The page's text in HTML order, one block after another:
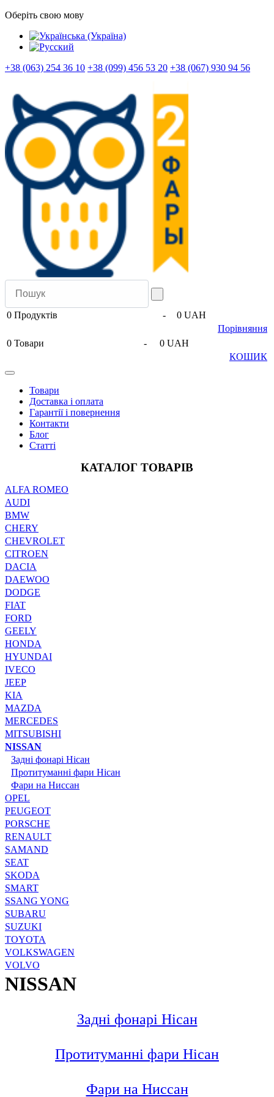
Оберіть свою мову
+38 (063) 254 36 10 +38 (099) 456 53 20 +38 (067) 930 94 56
0 Продуктів -
0 UAH
Порівняння
0 Товари -
0 UAH
КОШИК
Товари
Доставка і оплата
Гарантії і повернення
Контакти
Блог
Статті
КАТАЛОГ ТОВАРІВ
ALFA ROMEO
AUDI
BMW
CHERY
CHEVROLET
CITROEN
DACIA
DAEWOO
DODGE
FIAT
FORD
GEELY
HONDA
HYUNDAI
IVECO
JEEP
KIA
MAZDA
MERCEDES
MITSUBISHI
NISSAN
Задні фонарі Нісан
Протитуманні фари Нісан
Фари на Ниссан
OPEL
PEUGEOT
PORSCHE
RENAULT
SAMAND
SEAT
SKODA
SMART
SSANG YONG
SUBARU
SUZUKI
TOYOTA
VOLKSWAGEN
VOLVO
NISSAN
Задні фонарі Нісан
Протитуманні фари Нісан
Фари на Ниссан